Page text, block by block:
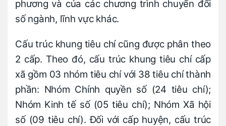
phương và của các chương trình chuyển đổi
số ngành, lĩnh vực khác.
Cấu trúc khung tiêu chí cũng được phân theo
2 cấp. Theo đó, cấu trúc khung tiêu chí cấp
xã gồm 03 nhóm tiêu chí với 38 tiêu chí thành
phần: Nhóm Chính quyền số (24 tiêu chí);
Nhóm Kinh tế số (05 tiêu chí); Nhóm Xã hội
số (09 tiêu chí). Đối với cấp huyện, cấu trúc